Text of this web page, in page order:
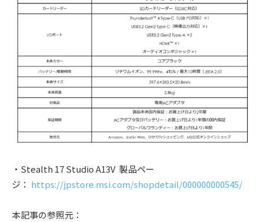
・ Stealth 17 Studio A13V 製品ペー
ジ： https://jpstore.msi.com/shopdetail/000000000545/
本記事の参照元：